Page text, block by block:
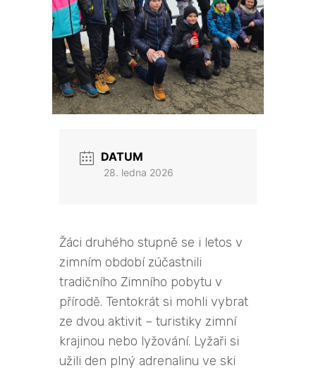
DATUM
28. ledna 2026
Žáci druhého stupně se i letos v
zimním období zúčastnili
tradičního Zimního pobytu v
přírodě. Tentokrát si mohli vybrat
ze dvou aktivit – turistiky zimní
krajinou nebo lyžování. Lyžaři si
užili den plný adrenalinu ve ski